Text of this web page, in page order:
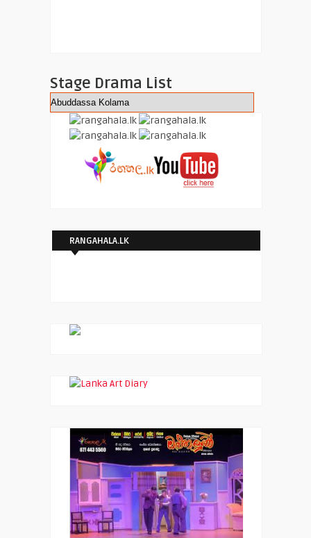
Stage Drama List
RANGAHALA.LK